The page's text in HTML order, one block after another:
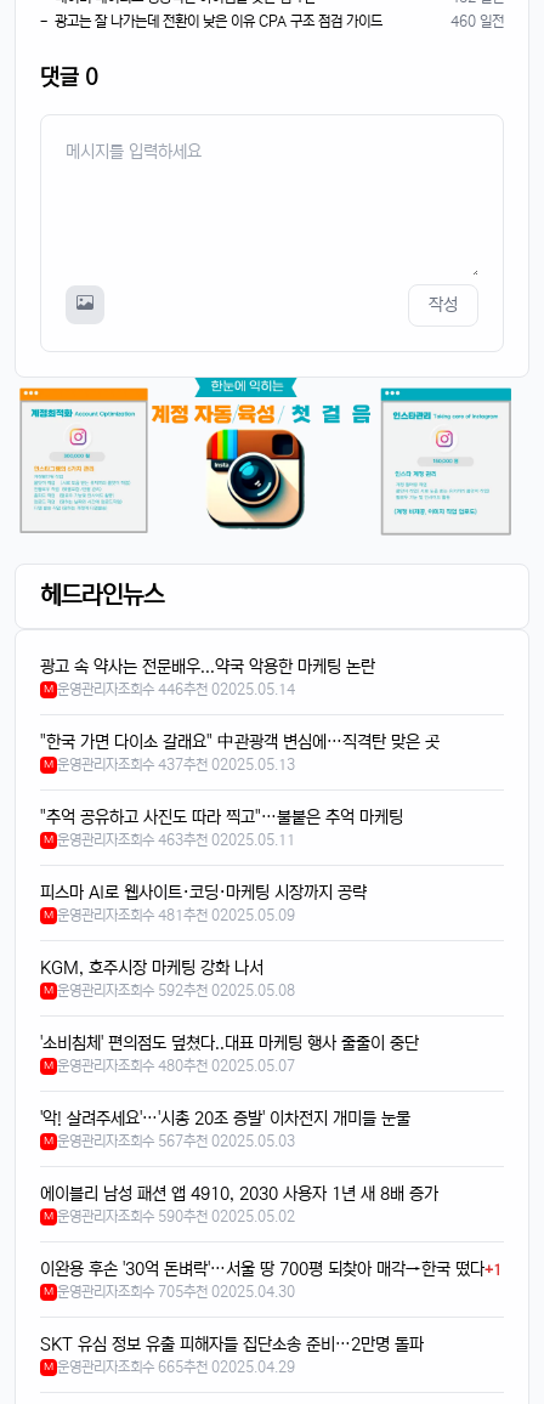
- 광고는 잘 나가는데 전환이 낮은 이유 CPA 구조 점검 가이드
460 일전
댓글 0
작성
헤드라인뉴스
광고 속 약사는 전문배우...약국 악용한 마케팅 논란
M 운영관리자조회수 446추천 02025.05.14
"한국 가면 다이소 갈래요" 中관광객 변심에…직격탄 맞은 곳
M 운영관리자조회수 437추천 02025.05.13
"추억 공유하고 사진도 따라 찍고"…불붙은 추억 마케팅
M 운영관리자조회수 463추천 02025.05.11
피스마 AI로 웹사이트·코딩·마케팅 시장까지 공략
M 운영관리자조회수 481추천 02025.05.09
KGM, 호주시장 마케팅 강화 나서
M 운영관리자조회수 592추천 02025.05.08
'소비침체' 편의점도 덮쳤다..대표 마케팅 행사 줄줄이 중단
M 운영관리자조회수 480추천 02025.05.07
'악! 살려주세요'…'시총 20조 증발' 이차전지 개미들 눈물
M 운영관리자조회수 567추천 02025.05.03
에이블리 남성 패션 앱 4910, 2030 사용자 1년 새 8배 증가
M 운영관리자조회수 590추천 02025.05.02
이완용 후손 '30억 돈벼락'…서울 땅 700평 되찾아 매각→한국 떴다+1
M 운영관리자조회수 705추천 02025.04.30
SKT 유심 정보 유출 피해자들 집단소송 준비…2만명 돌파
M 운영관리자조회수 665추천 02025.04.29
1 태양신 13:32:50
새로 나온 아이폰 어때용? 기능 많이 좋아졌남?
1 달달구리13:32:50
넹, 카메라 성능 엄청나던데욬ㅋㅋ
빠르밍13:32:50
맞아요, 특히 야간 모드가 대박임ㄷㄷㄷ
배터리도 더 오래 가는 거 같음요ㅎㅎ
1 빠르밍13:32:50
디자인도 세련되고 색상도 예쁨....
1 빠르밍13:32:50
근데 가격이 좀 부담되긴 함요ㅋ
달달구리 13:32:50
1 빠르밍13:32:50
스토리지도 더 늘어났던데, 용량 걱정 덜겠음ㅋㅋ
달달구리 13:32:50
맞음요, 1TB 모델도 나왔잖아요ㅎ
1 휴민13:32:51
속도도 진짜 빨라진 것 같음요ㅎㅎㅎ
이번엔 충전기도 안 준다면서요ㅋ
1 달달구리13:32:51